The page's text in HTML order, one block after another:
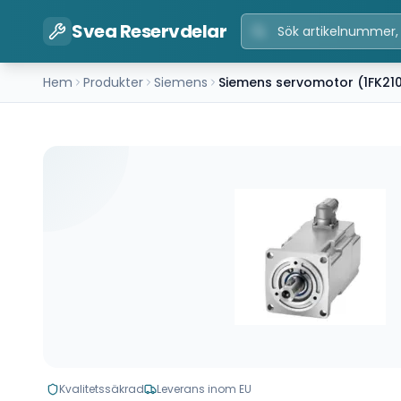
Svea Reservdelar
Hem Produkter Siemens Siemens servomotor
Kvalitetssäkrad Leverans inom EU